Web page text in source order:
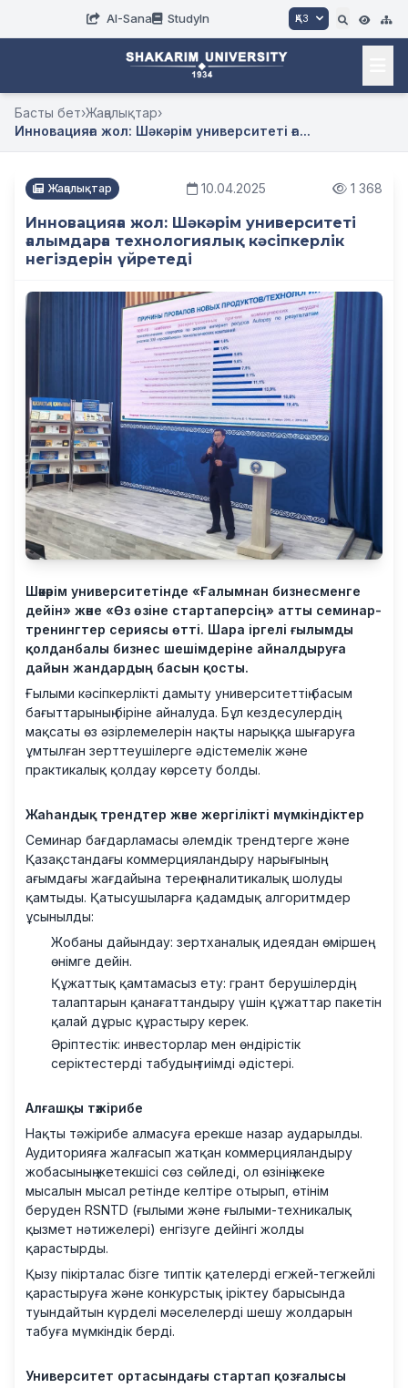
AI-Sana StudyIn ҚАЗ
Басты бет›Жаңалықтар›
Инновацияға жол: Шәкәрім университеті ға...
Жаңалықтар 10.04.2025 1 368
Инновацияға жол: Шәкәрім университеті
ғалымдарға технологиялық кәсіпкерлік
негіздерін үйретеді
Шәкәрім университетінде «Ғалымнан бизнесменге
дейін» және «Өз өзіне стартаперсің» атты семинар-
тренингтер сериясы өтті. Шара іргелі ғылымды
қолданбалы бизнес шешімдеріне айналдыруға
дайын жандардың басын қосты.
Ғылыми кәсіпкерлікті дамыту университеттің басым
бағыттарының біріне айналуда. Бұл кездесулердің
мақсаты өз әзірлемелерін нақты нарыққа шығаруға
ұмтылған зерттеушілерге әдістемелік және
практикалық қолдау көрсету болды.
Жаһандық трендтер және жергілікті мүмкіндіктер
Семинар бағдарламасы әлемдік трендтерге және
Қазақстандағы коммерцияландыру нарығының
ағымдағы жағдайына терең аналитикалық шолуды
қамтыды. Қатысушыларға қадамдық алгоритмдер
ұсынылды:
Жобаны дайындау: зертханалық идеядан өміршең
өнімге дейін.
Құжаттық қамтамасыз ету: грант берушілердің
талаптарын қанағаттандыру үшін құжаттар пакетін
қалай дұрыс құрастыру керек.
Әріптестік: инвесторлар мен өндірістік
серіктестерді табудың тиімді әдістері.
Алғашқы тәжірибе
Нақты тәжірибе алмасуға ерекше назар аударылды.
Аудиторияға жалғасып жатқан коммерцияландыру
жобасының жетекшісі сөз сөйледі, ол өзінің жеке
мысалын мысал ретінде келтіре отырып, өтінім
беруден RSNTD (ғылыми және ғылыми-техникалық
қызмет нәтижелері) енгізуге дейінгі жолды
қарастырды.
Қызу пікірталас бізге типтік қателерді егжей-тегжейлі
қарастыруға және конкурстық іріктеу барысында
туындайтын күрделі мәселелерді шешу жолдарын
табуға мүмкіндік берді.
Университет ортасындағы стартап қозғалысы